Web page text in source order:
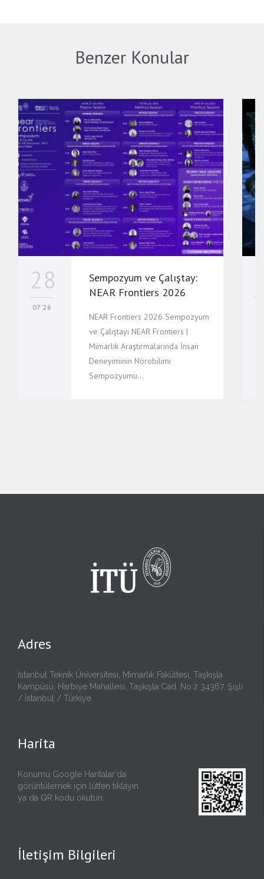
Benzer Konular
28
07 '26
Sempozyum ve Çalıştay:
NEAR Frontiers 2026
NEAR Frontiers 2026 Sempozyum
ve Çalıştayı NEAR Frontiers |
Mimarlık Araştırmalarında İnsan
Deneyiminin Nörobilimi
Sempozyumu…
Adres
İstanbul Teknik Üniversitesi, Mimarlık Fakültesi, Taşkışla
Kampüsü, Harbiye Mahallesi, Taşkışla Cad. No:2 34367, Şişli
/ İstanbul / Türkiye
Harita
Konumu Google Haritalar'da
görüntülemek için lütfen tıklayın
ya da QR kodu okutun.
İletişim Bilgileri